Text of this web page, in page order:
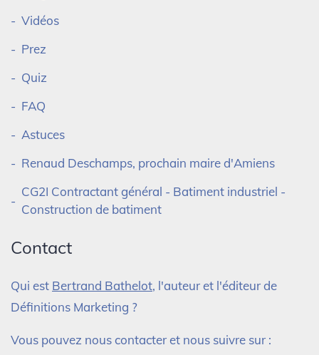
Vidéos
Prez
Quiz
FAQ
Astuces
Renaud Deschamps, prochain maire d'Amiens
CG2I Contractant général - Batiment industriel -
Construction de batiment
Contact
Qui est Bertrand Bathelot, l'auteur et l'éditeur de
Définitions Marketing ?
Vous pouvez nous contacter et nous suivre sur :